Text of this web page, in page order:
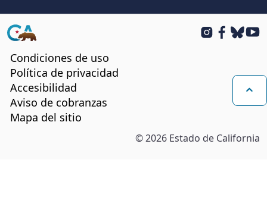
CA.gov
Condiciones de uso
Política de privacidad
Accesibilidad
Aviso de cobranzas
Mapa del sitio
Instagram
Facebook
©2026 Estado de California